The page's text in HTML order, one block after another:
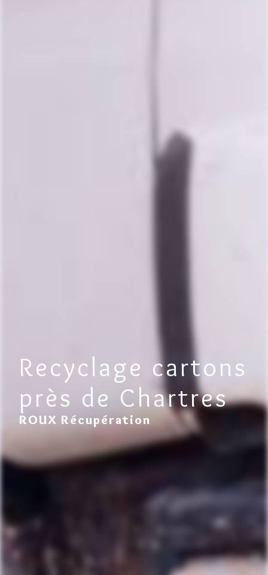
Recyclage cartons
près de Chartres
ROUX Récupération